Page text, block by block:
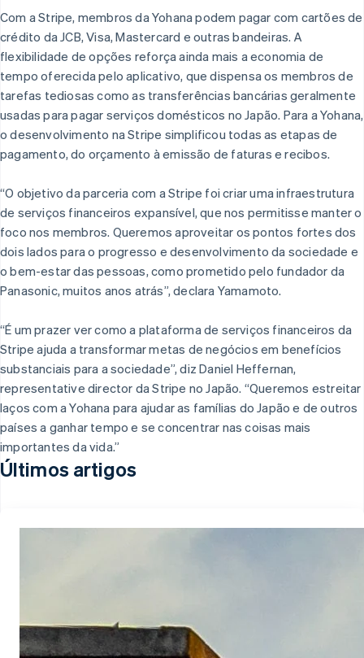
Com a Stripe, membros da Yohana podem pagar com cartões de
crédito da JCB, Visa, Mastercard e outras bandeiras. A
flexibilidade de opções reforça ainda mais a economia de
tempo oferecida pelo aplicativo, que dispensa os membros de
tarefas tediosas como as transferências bancárias geralmente
usadas para pagar serviços domésticos no Japão. Para a Yohana,
o desenvolvimento na Stripe simplificou todas as etapas de
pagamento, do orçamento à emissão de faturas e recibos.
“O objetivo da parceria com a Stripe foi criar uma infraestrutura
de serviços financeiros expansível, que nos permitisse manter o
foco nos membros. Queremos aproveitar os pontos fortes dos
dois lados para o progresso e desenvolvimento da sociedade e
o bem-estar das pessoas, como prometido pelo fundador da
Panasonic, muitos anos atrás”, declara Yamamoto.
“É um prazer ver como a plataforma de serviços financeiros da
Stripe ajuda a transformar metas de negócios em benefícios
substanciais para a sociedade”, diz Daniel Heffernan,
representative director da Stripe no Japão. “Queremos estreitar
laços com a Yohana para ajudar as famílias do Japão e de outros
países a ganhar tempo e se concentrar nas coisas mais
importantes da vida.”
Últimos artigos